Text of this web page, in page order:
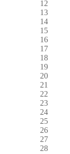
12
13
14
15
16
17
18
19
20
21
22
23
24
25
26
27
28